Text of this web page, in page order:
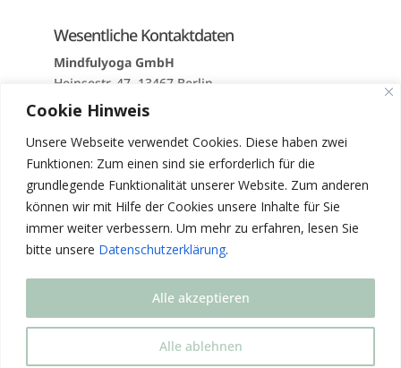
Cookie Hinweis
Unsere Webseite verwendet Cookies. Diese haben zwei
Funktionen: Zum einen sind sie erforderlich für die
grundlegende Funktionalität unserer Website. Zum anderen
können wir mit Hilfe der Cookies unsere Inhalte für Sie
immer weiter verbessern. Um mehr zu erfahren, lesen Sie
bitte unsere Datenschutzerklärung.
Alle ablehnen
Alle akzeptieren
Wesentliche Kontaktdaten
Mindfulyoga GmbH
Heinsestr. 47, 13467 Berlin
Tel: +49 (0) 3055 4719 92
© 2023 |Mindful Yoga| Alle Rechte Vorbehalten